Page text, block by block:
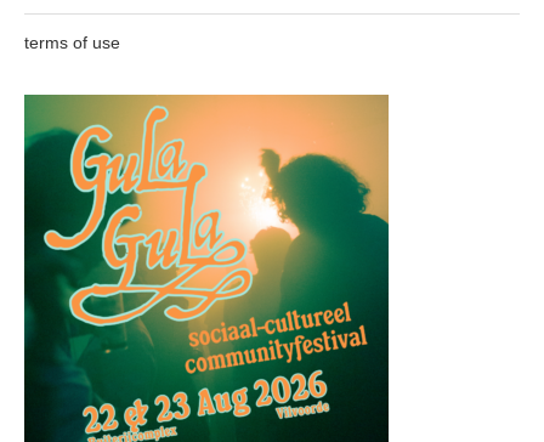
terms of use